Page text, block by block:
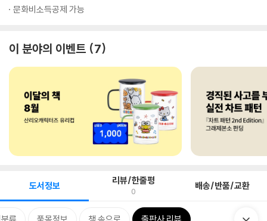
문화비소득공제 가능
이 분야의 이벤트 7
도서정보 리뷰/한줄평
0 배송/반품/교환